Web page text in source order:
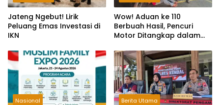
Jateng Ngebut! Lirik
Peluang Emas Investasi di
IKN
Wow! Aduan ke 110
Berbuah Hasil, Pencuri
Motor Ditangkap dalam
Nasional Berita Utama